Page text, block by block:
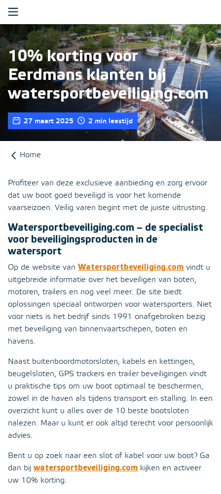
Ga verder naar content
Boot
Recreatiewoning
Over ons
Klantenservice
Mijn Eerdmans
10% korting voor
Eerdmans klanten bij
watersportbeveiliging.com
27 maart 2025 2 min leestijd
Home
Profiteer van deze exclusieve aanbieding en zorg ervoor
dat uw boot goed beveiligd is voor het komende
vaarseizoen. Veilig varen begint met de juiste uitrusting.
Watersportbeveiliging.com – de specialist
voor beveiligingsproducten in de
watersport
Op de website van Watersportbeveiliging.com vindt u
uitgebreide informatie over het beveiligen van boten,
motoren, trailers en nog veel meer. De site biedt
oplossingen speciaal ontworpen voor watersporters. Niet
voor niets is het bedrijf sinds 1991 onafgebroken bezig
met beveiliging van binnenvaartschepen, boten en
havens.
Naast buitenboordmotorsloten, kabels en kettingen,
beugelsloten, GPS trackers en trailer beveiligingen vindt
u praktische tips om uw boot optimaal te beschermen,
zowel in de haven als tijdens transport en stalling. In een
overzicht kunt u alles over de 10 beste bootsloten
nalezen. Maar u kunt er ook altijd terecht voor persoonlijk
advies.
Bent u op zoek naar een slot of kabel voor uw boot? Ga
dan bij watersportbeveiliging.com kijken en activeer
uw 10% korting.